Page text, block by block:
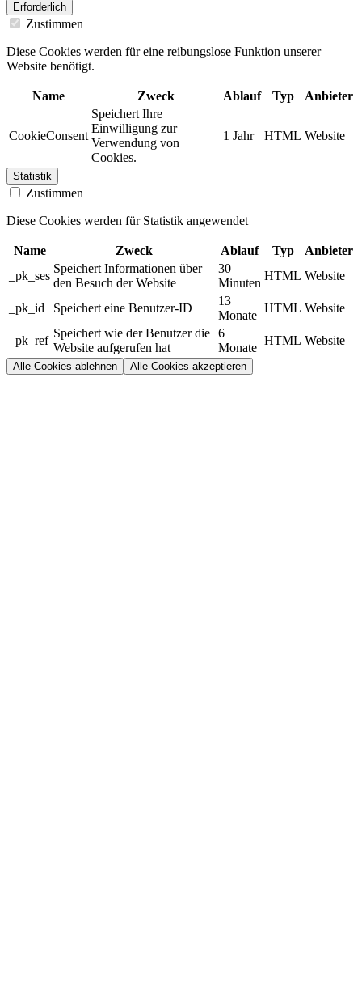
Erforderlich
Zustimmen
Diese Cookies werden für eine reibungslose Funktion unserer
Website benötigt.
Name Zweck Ablauf Typ Anbieter
CookieConsent
Speichert Ihre
Einwilligung zur
Verwendung von
Cookies.
1 Jahr HTML Website
Statistik
Zustimmen
Diese Cookies werden für Statistik angewendet
Name Zweck Ablauf Typ
Anbieter
_pk_ses
Speichert Informationen über
den Besuch der Website
30
Minuten
HTML Website
_pk_id Speichert eine Benutzer-ID
13
Monate
HTML Website
_pk_ref
Speichert wie der Benutzer die
Website aufgerufen hat
6
Monate
HTML Website
Alle Cookies ablehnen Alle Cookies akzeptieren